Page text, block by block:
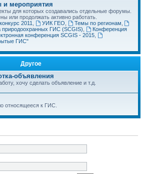
и мероприятия
для которых создавались отдельные форумы.
или продолжать активно работать.
2011 УИК ГЕО Темы по регионам
природоохранных ГИС (SCGIS)
Конференция
конференция SCGIS - 2015,
ГИС"
Другое
объявления
хочу сделать объявление и т.д.
относящееся к ГИС.